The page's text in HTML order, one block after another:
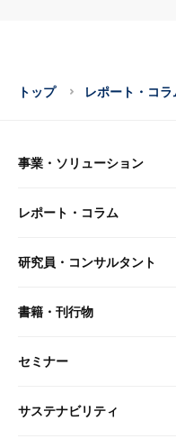
トップ レポート・コラ
事業・ソリューション
事業・ソリューション ト
リサーチ
レポート・コラム
レポート・コラム トップ
最新のレポート・コラム
研究員・コンサルタント
研究員・コンサルタント
研究員
書籍・刊行物
書籍・刊行物 トップ
書籍
セミナー
セミナー トップ
サステナビリティ